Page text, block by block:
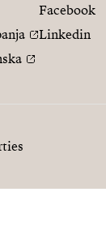
Facebook
Linkedin